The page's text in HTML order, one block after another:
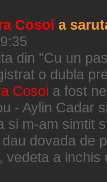
Cosoi a
din "Cu un
o dubla
Cosoi a fost
- Aylin Cadar
si m-am simtit
dovada de
vedeta a